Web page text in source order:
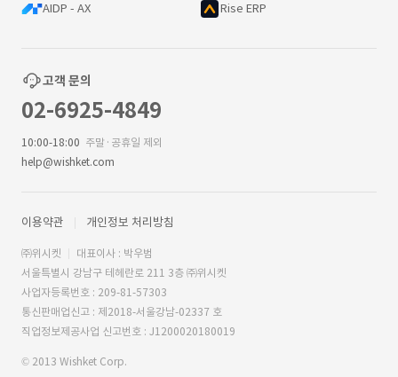
AIDP - AX Rise ERP
고객 문의
02-6925-4849
10:00-18:00 주말·공휴일 제외
help@wishket.com
이용약관 개인정보 처리방침
㈜위시켓
대표이사 : 박우범
서울특별시 강남구 테헤란로 211 3층 ㈜위시켓
사업자등록번호 : 209-81-57303
통신판매업신고 : 제2018-서울강남-02337 호
직업정보제공사업 신고번호 : J1200020180019
© 2013 Wishket Corp.